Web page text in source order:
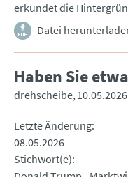
erkundet die
Datei
Haben Sie
drehscheibe 10.05.2026
Letzte Änderung
08.05.2026
Stichwort(e)